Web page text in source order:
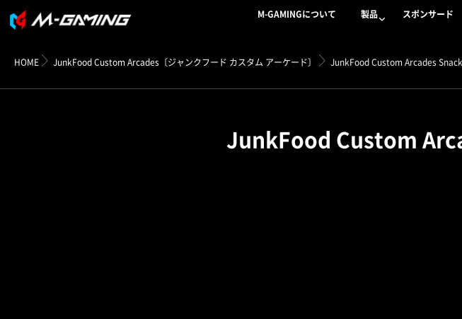
M-GAMINGについて 製品 スポンサード
HOME JunkFood Custom Arcades〔ジャンクフード カスタム アーケード〕 JunkFood Custom Arcades
JunkFood Custom